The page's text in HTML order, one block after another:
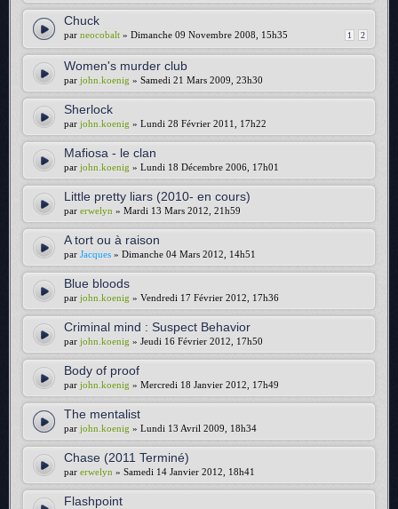
Chuck
1 2
par neocobalt » Dimanche 09 Novembre 2008, 15h35
Women's murder club
par john.koenig » Samedi 21 Mars 2009, 23h30
Sherlock
par john.koenig » Lundi 28 Février 2011, 17h22
Mafiosa - le clan
par john.koenig » Lundi 18 Décembre 2006, 17h01
Little pretty liars (2010- en cours)
par erwelyn » Mardi 13 Mars 2012, 21h59
A tort ou à raison
par Jacques » Dimanche 04 Mars 2012, 14h51
Blue bloods
par john.koenig » Vendredi 17 Février 2012, 17h36
Criminal mind : Suspect Behavior
par john.koenig » Jeudi 16 Février 2012, 17h50
Body of proof
par john.koenig » Mercredi 18 Janvier 2012, 17h49
The mentalist
par john.koenig » Lundi 13 Avril 2009, 18h34
Chase (2011 Terminé)
par erwelyn » Samedi 14 Janvier 2012, 18h41
Flashpoint